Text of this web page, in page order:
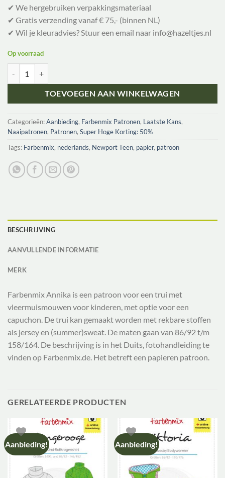
✔ We hergebruiken verpakkingsmateriaal
✔ Gratis verzending vanaf € 75,- (binnen NL)
✔ Wil je kleuradvies? Stuur een email naar info@hazeltjes.nl
Op voorraad
TOEVOEGEN AAN WINKELWAGEN
Categorieën:Aanbieding, Farbenmix Patronen, Laatste Kans,
Naaipatronen, Patronen, Super Hoge Korting: 50%
Tags: Farbenmix, nederlands, Newport Teen, papier, patroon
BESCHRIJVING
AANVULLENDE INFORMATIE
MERK
Farbenmix Annika is een patroon voor een trui met
vleermuismouwen voor kinderen, met optie voor een
capuchon. De trui kan gemaakt worden met rekbare stoffen
als jersey en (summer)sweat. De maten gaan van 86/92 t/m
158/164. De beschrijving is in het Duits, fotohandleiding te
vinden op Farbenmix.de. Het betreft een papieren patroon.
GERELATEERDE PRODUCTEN
Aanbieding! Aanbieding!